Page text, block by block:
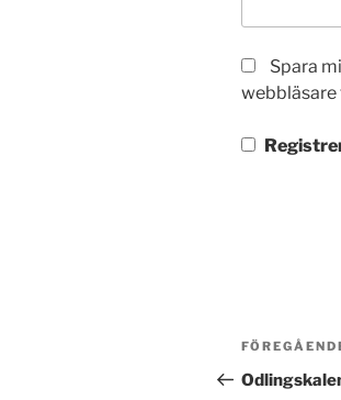
Spara
webbläsare
Föregående
inlägg